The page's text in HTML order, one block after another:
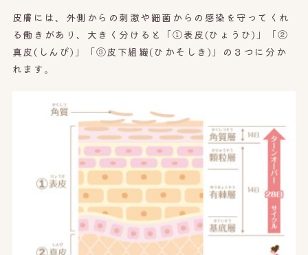
皮膚には、 外側からの刺激や細菌からの感染を守ってくれ
る働きがあり、 大きく分けると「①表皮(ひょうひ)」「②
真皮(しんぴ)」「③皮下組織(ひかそしき )」の３つに分か
れます。